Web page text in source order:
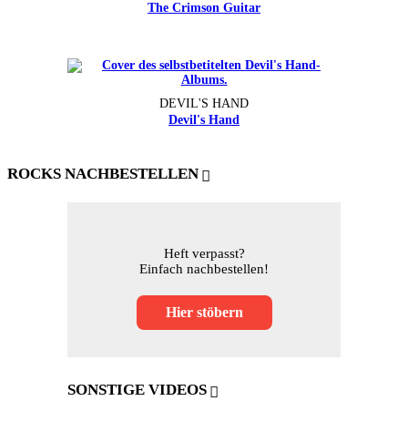
The Crimson Guitar
DEVIL'S HAND
Devil's Hand
ROCKS NACHBESTELLEN
Heft verpasst?
Einfach nachbestellen!
Hier stöbern
SONSTIGE VIDEOS